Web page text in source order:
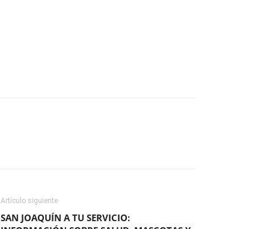
Artículo siguiente
SAN JOAQUÍN A TU SERVICIO: